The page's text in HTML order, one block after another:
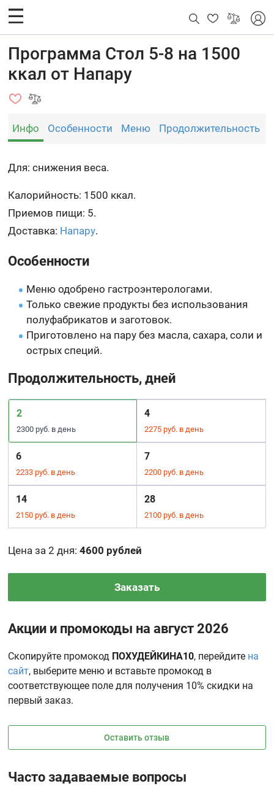
Программа Стол 5-8 на 1500
ккал от Напару
Инфо Особенности Меню Продолжительность
Для: снижения веса.
Калорийность: 1500 ккал.
Приемов пищи: 5.
Доставка: Напару.
Особенности
Меню одобрено гастроэнтерологами.
Только свежие продукты без использования
полуфабрикатов и заготовок.
Приготовлено на пару без масла, сахара, соли и
острых специй.
Продолжительность, дней
2
2300 руб. в день
4
2275 руб. в день
6
2233 руб. в день
7
2200 руб. в день
14
2150 руб. в день
28
2100 руб. в день
Цена за 2 дня:4600 рублей
Заказать
Акции и промокоды на август 2026
Скопируйте промокод ПОХУДЕЙКИНА10, перейдите на
сайт, выберите меню и вставьте промокод в
соответствующее поле для получения 10% скидки на
первый заказ.
Оставить отзыв
Часто задаваемые вопросы